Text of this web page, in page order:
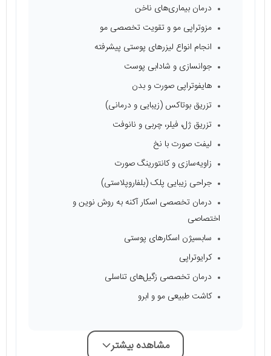
درمان بیماری‌های ناخن
مزوتراپی مو و تقویت تخصصی مو
انجام انواع لیزرهای پوستی پیشرفته
جوانسازی و شادابی پوست
هایفوتراپی صورت و بدن
تزریق بوتاکس (زیبایی و درمانی)
تزریق ژل، فیلر، چربی و نانوفت
لیفت صورت با نخ
زاویه‌سازی و کانتورینگ صورت
جراحی زیبایی پلک (بلفاروپلاستی)
درمان تخصصی اسکار آکنه به روش نوین و
اختصاصی
سابسیژن اسکارهای پوستی
کرایوتراپی
درمان تخصصی زگیل‌های تناسلی
کاشت طبیعی مو و ابرو
مشاهده بیشتر